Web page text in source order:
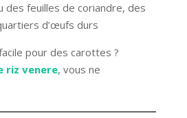
des feuilles de coriandre, des
d’œufs durs
pour des carottes ?
riz venere, vous ne